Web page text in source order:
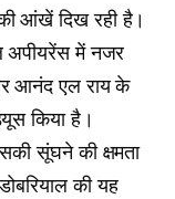
आंखें दिख रही है।
अपीयरेंस में नजर
आनंद एल राय के
किया है।
सूंघने की क्षमता
की यह